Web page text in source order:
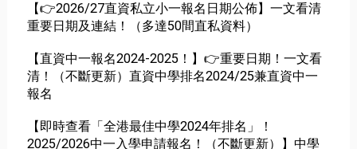
【👉2026/27直資私立小一報名日期公佈】一文看清
重要日期及連結！（多達50間直私資料）
【直資中一報名2024-2025！】👉重要日期！一文看
清！（不斷更新）直資中學排名2024/25兼直資中一
報名
【即時查看「全港最佳中學2024年排名」！
2025/2026中一入學申請報名！（不斷更新）】中學